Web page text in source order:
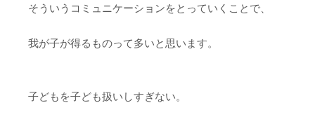
そういうコミュニケーションをとっていくことで、
我が子が得るものって多いと思います。
子どもを子ども扱いしすぎない。